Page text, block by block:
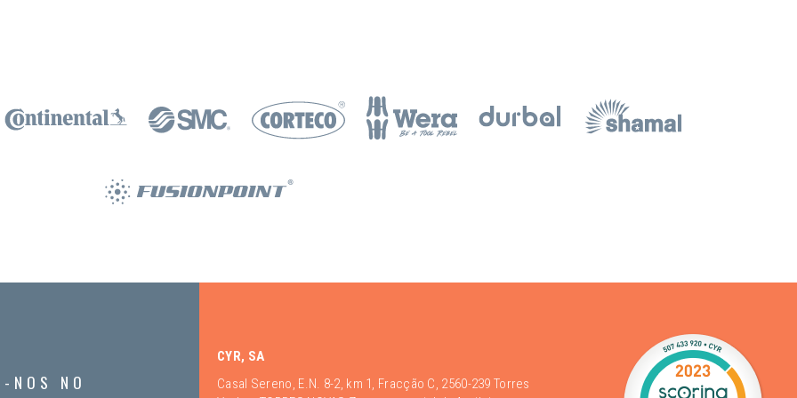
NOS NO
CYR, SA
Casal Sereno, E.N. 8-2, km 1, Fracção C, 2560-239 Torres